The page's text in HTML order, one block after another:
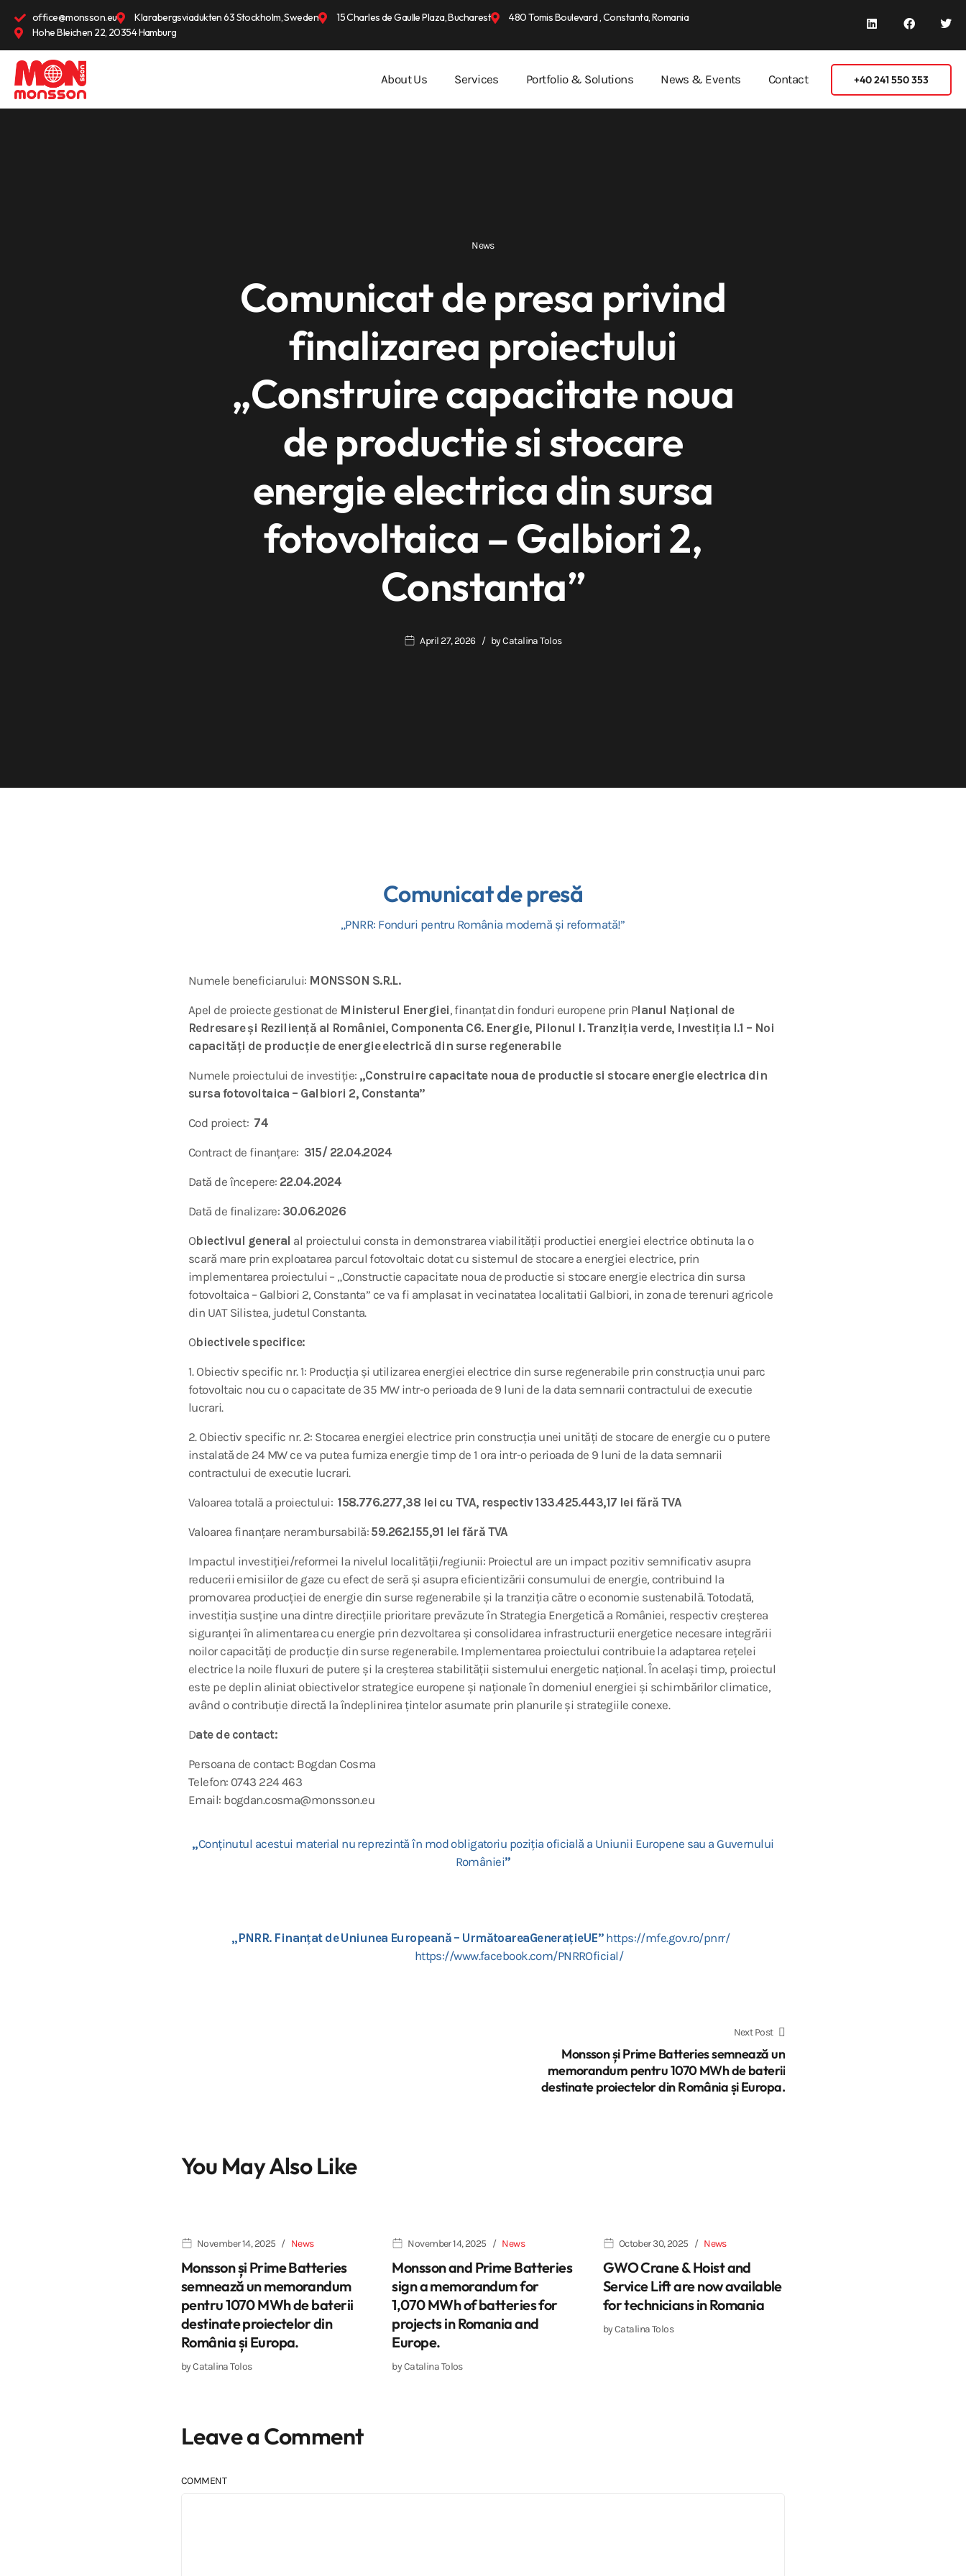
office@monsson.eu Klarabergsviadukten 63 Stockholm, Sweden 15 Charles de Gaulle Plaza, Bucharest
480 Tomis Boulevard , Constanta, Romania
Hohe Bleichen 22, 20354 Hamburg
About Us Services Portfolio & Solutions News & Events Contact +40 241 550 353
News
Comunicat de presa privind
finalizarea proiectului
„Construire capacitate noua
de productie si stocare
energie electrica din sursa
fotovoltaica – Galbiori 2,
Constanta”
April 27, 2026 byCatalina Tolos
Comunicat de presă
„PNRR: Fonduri pentru România modernă și reformată!”
Numele beneficiarului: MONSSON S.R.L.
Apel de proiecte gestionat de Ministerul Energiei, finanțat din fonduri europene prin Planul Național de
Redresare și Reziliență al României, Componenta C6. Energie, Pilonul I. Tranziția verde, Investiția I.1 – Noi
capacități de producție de energie electrică din surse regenerabile
Numele proiectului de investiție: „Construire capacitate noua de productie si stocare energie electrica din
sursa fotovoltaica – Galbiori 2, Constanta”
Cod proiect: 74
Contract de finanțare: 315/ 22.04.2024
Dată de începere: 22.04.2024
Dată de finalizare: 30.06.2026
Obiectivul general al proiectului consta in demonstrarea viabilității productiei energiei electrice obtinuta la o
scară mare prin exploatarea parcul fotovoltaic dotat cu sistemul de stocare a energiei electrice, prin
implementarea proiectului – „Constructie capacitate noua de productie si stocare energie electrica din sursa
fotovoltaica – Galbiori 2, Constanta” ce va fi amplasat in vecinatatea localitatii Galbiori, in zona de terenuri agricole
din UAT Silistea, judetul Constanta.
Obiectivele specifice:
1. Obiectiv specific nr. 1: Producția și utilizarea energiei electrice din surse regenerabile prin construcția unui parc
fotovoltaic nou cu o capacitate de 35 MW intr-o perioada de 9 luni de la data semnarii contractului de executie
lucrari.
2. Obiectiv specific nr. 2: Stocarea energiei electrice prin construcția unei unități de stocare de energie cu o putere
instalată de 24 MW ce va putea furniza energie timp de 1 ora intr-o perioada de 9 luni de la data semnarii
contractului de executie lucrari.
Valoarea totală a proiectului:158.776.277,38 lei cu TVA, respectiv 133.425.443,17 lei fără TVA
Valoarea finanțare nerambursabilă: 59.262.155,91 lei fără TVA
Impactul investiției/reformei la nivelul localității/regiunii: Proiectul are un impact pozitiv semnificativ asupra
reducerii emisiilor de gaze cu efect de seră și asupra eficientizării consumului de energie, contribuind la
promovarea producției de energie din surse regenerabile și la tranziția către o economie sustenabilă. Totodată,
investiția susține una dintre direcțiile prioritare prevăzute în Strategia Energetică a României, respectiv creșterea
siguranței în alimentarea cu energie prin dezvoltarea și consolidarea infrastructurii energetice necesare integrării
noilor capacități de producție din surse regenerabile. Implementarea proiectului contribuie la adaptarea rețelei
electrice la noile fluxuri de putere și la creșterea stabilității sistemului energetic național. În același timp, proiectul
este pe deplin aliniat obiectivelor strategice europene și naționale în domeniul energiei și schimbărilor climatice,
având o contribuție directă la îndeplinirea țintelor asumate prin planurile și strategiile conexe.
Date de contact:
Persoana de contact: Bogdan Cosma
Telefon: 0743 224 463
Email: bogdan.cosma@monsson.eu
„Conținutul acestui material nu reprezintă în mod obligatoriu poziția oficială a Uniunii Europene sau a Guvernului
României”
„PNRR. Finanțat de Uniunea Europeană – UrmătoareaGenerațieUE” https://mfe.gov.ro/pnrr/
https://www.facebook.com/PNRROficial/
Next Post
Monsson și Prime Batteries semnează un
memorandum pentru 1070 MWh de baterii
destinate proiectelor din România și Europa.
You May Also Like
November 14, 2025 News
Monsson și Prime Batteries
semnează un memorandum
pentru 1070 MWh de baterii
destinate proiectelor din
România și Europa.
byCatalina Tolos
November 14, 2025 News
Monsson and Prime Batteries
sign a memorandum for
1,070 MWh of batteries for
projects in Romania and
Europe.
byCatalina Tolos
October 30, 2025 News
GWO Crane & Hoist and
Service Lift are now available
for technicians in Romania
byCatalina Tolos
Leave a Comment
COMMENT